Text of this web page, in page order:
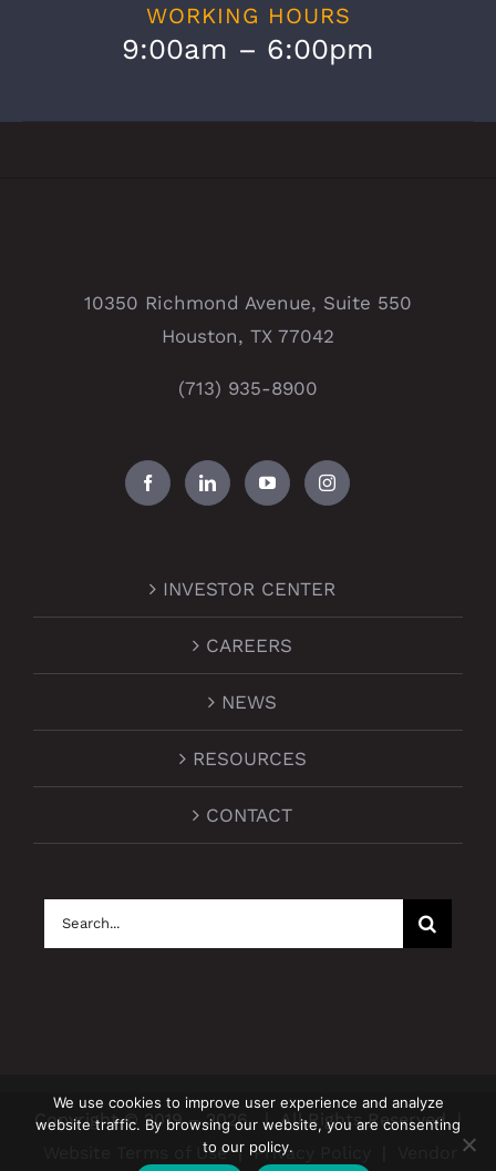
WORKING HOURS
9:00am – 6:00pm
10350 Richmond Avenue, Suite 550
Houston, TX 77042
(713) 935-8900
INVESTOR CENTER
CAREERS
NEWS
RESOURCES
CONTACT
Search
for:
Copyright © 2019 –2026| All Rights Reserved |
Website Terms of Use|Privacy Policy
We use cookies to improve user experience and analyze
website traffic. By browsing our website, you are consenting
to our policy.